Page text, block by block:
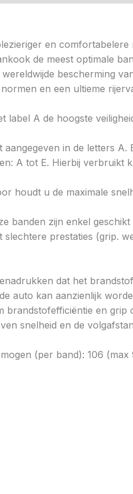
en comfortabelere
de meest optimale
bescherming
en een ultieme
A de hoogste
in de letters A.
A tot E. Hierbij verbruikt
houdt u de maximale
banden zijn enkel geschikt
prestaties (grip.
dat het
auto kan aanzienlijk
en grip
snelheid en de
(per band): 106